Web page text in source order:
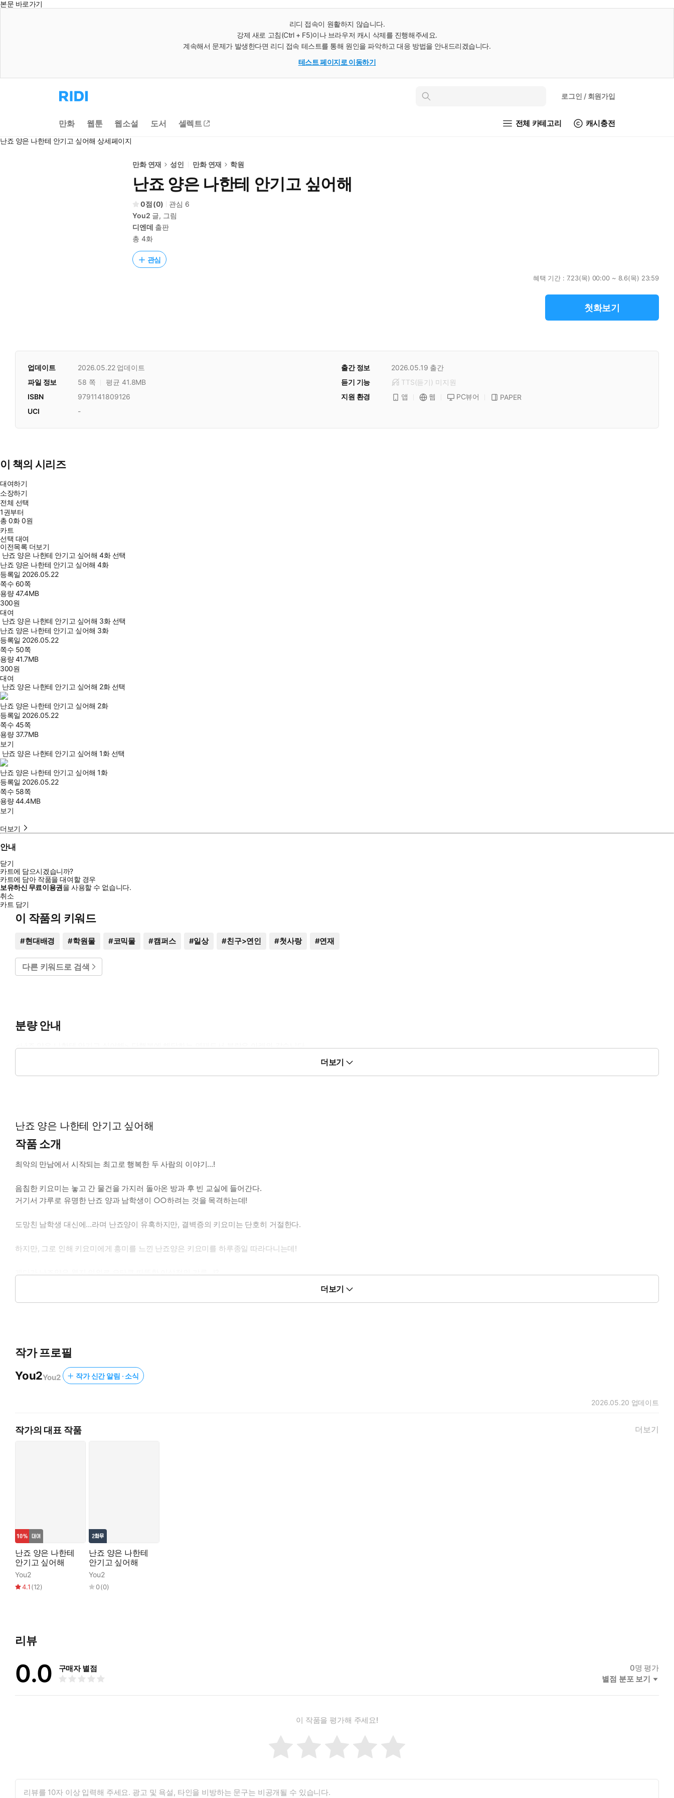
본문 바로가기
리디 접속이 원활하지 않습니다.
강제 새로 고침(Ctrl + F5)이나 브라우저 캐시 삭제를 진행해주세요.
계속해서 문제가 발생한다면 리디 접속 테스트를 통해 원인을 파악하고 대응 방법을 안내드리겠습니다.
테스트 페이지로 이동하기
리
디
으
로
동
인
로그인 / 회원가입
만화 웹툰 웹소설 도서 셀렉트 전체 카테고리 캐시충전
난죠 양은 나한테 안기고 싶어해 상세페이지
만화 연재 성인 만화 연재 학원
난죠 양은 나한테 안기고 싶어해
0 (0) 관심 6
You2 글, 그림
디엔데 출판
총 4화
관심
혜택 기간 : 7.23(목) 00:00 ~ 8.6(목) 23:59
첫화보기
업데이트 2026.05.22업데이트 출간 정보 2026.05.19 출간
듣기 기능
TTS(듣기) 미지원
파일 정보 58 쪽
평균 41.8MB
지원 환경
앱 웹 PC뷰어 PAPER
ISBN
9791141809126
UCI
-
이 책의 시리즈
대여하기
소장하기
전체 선택
1권부터
총0화0원
카트
선택 대여
이전목록 더보기
난죠 양은 나한테 안기고 싶어해 4화 선택
난죠 양은 나한테 안기고 싶어해 4화
등록일 2026.05.22
쪽수 60쪽
용량47.4MB
300원
대여
난죠 양은 나한테 안기고 싶어해 3화 선택
난죠 양은 나한테 안기고 싶어해 3화
등록일 2026.05.22
쪽수 50쪽
용량41.7MB
300원
대여
난죠 양은 나한테 안기고 싶어해 2화 선택
난죠 양은 나한테 안기고 싶어해 2화
등록일 2026.05.22
쪽수 45쪽
용량 37.7MB
보기
난죠 양은 나한테 안기고 싶어해 1화 선택
난죠 양은 나한테 안기고 싶어해 1화
등록일 2026.05.22
쪽수 58쪽
용량44.4MB
보기
더보기
안내
닫기
카트에 담으시겠습니까?
카트에 담아 작품을 대여할 경우
보유하신 무료이용권을 사용할 수 없습니다.
취소
카트 담기
이 작품의 키워드
#현대배경 #학원물 #코믹물 #캠퍼스 #일상 #친구>연인 #첫사랑 #연재
다른 키워드로 검색
분량 안내
<난죠 양은 나한테 안기고 싶어해> 단행본에 해당하는 연재도서 분량은 아래와 같습니다.
(본 연재분량은 리디에 서비스 되었던 연재분량이며, 각 단행본의 연재화수와는 차이가 있을 수 있습니다.)
더보기
난죠 양은 나한테 안기고 싶어해
작품 소개
최악의 만남에서 시작되는 최고로 행복한 두 사람의 이야기...!
음침한 키요미는 놓고 간 물건을 가지러 돌아온 방과 후 빈 교실에 들어간다.
거기서 갸루로 유명한 난죠 양과 남학생이 ○○하려는 것을 목격하는데!
도망친 남학생 대신에…라며 난죠양이 유혹하지만, 결벽증의 키요미는 단호히 거절한다.
하지만, 그로 인해 키요미에게 흥미를 느낀 난죠양은 키요미를 하루종일 따라다니는데!
게다가 난조양은 웬지 의외로 오타쿠 따뜻한 이상적인 갸루…!?
더보기
작가 프로필
You2You2 작가 신간 알림 · 소식
2026.05.20 업데이트
작가의 대표 작품 더보기
난죠 양은 나한테
안기고 싶어해
You2
4.1(12)
난죠 양은 나한테
안기고 싶어해
You2
0(0)
리뷰
0.0 구매자 별점 0명 평가
별점 분포 보기
이 작품을 평가해 주세요!